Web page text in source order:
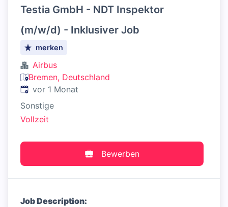
Testia GmbH - NDT Inspektor
(m/w/d) - Inklusiver Job
merken
Airbus
Bremen, Deutschland
Veröffentlicht:
vor 1 Monat
Sonstige
Vollzeit
Bewerben
Job Description: